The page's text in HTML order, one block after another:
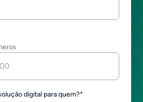
digital para quem?*